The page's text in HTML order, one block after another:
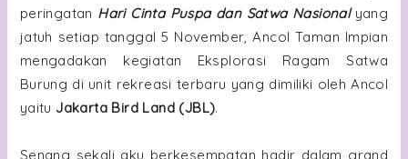
peringatan Hari Cinta Puspa dan Satwa Nasionalyang
jatuh setiap tanggal 5 November, Ancol Taman Impian
mengadakan kegiatan Eksplorasi Ragam Satwa
Burung di unit rekreasi terbaru yang dimiliki oleh Ancol
yaitu Jakarta Bird Land (JBL).
Senang sekali aku berkesempatan hadir dalam grand